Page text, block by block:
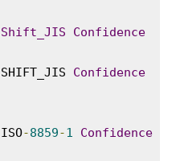
Shift_JIS
Confidence
SHIFT_JIS Confidence
ISO-8859-1
Confidence